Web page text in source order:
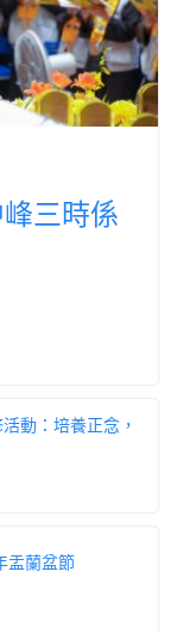
三時係
動：培養正念，
盂蘭盆節